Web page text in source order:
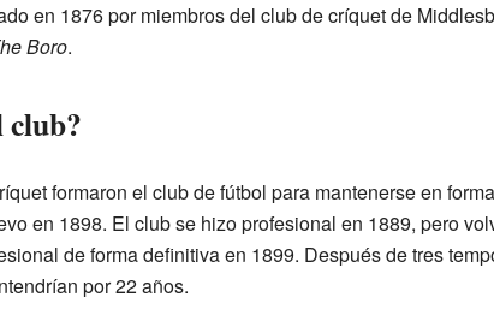
en 1876 por miembros del club de críquet de
Boro.
club?
formaron el club de fútbol para mantenerse en
en 1898. El club se hizo profesional en 1889, pero
de forma definitiva en 1899. Después de tres
por 22 años.